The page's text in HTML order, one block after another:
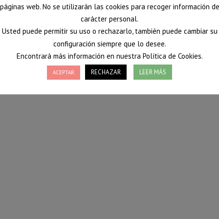
páginas web. No se utilizarán las cookies para recoger información de
carácter personal.
Usted puede permitir su uso o rechazarlo, también puede cambiar su
configuración siempre que lo desee.
Encontrará más información en nuestra Política de Cookies.
ACEPTAR RECHAZAR LEER MÁS